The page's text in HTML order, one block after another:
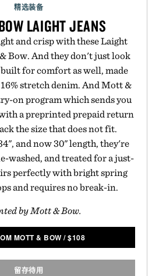
精选装备
LAIGHT JEANS
and crisp with these Laight
Bow. And they don't just look
for comfort as well, made
stretch denim. And Mott &
on program which sends you
a preprinted prepaid return
the size that does not fit.
and now 30" length, they're
washed, and treated for a just-
perfectly with bright spring
and requires no break-in.
by Mott & Bow.
MOTT & BOW /$108
留存待用